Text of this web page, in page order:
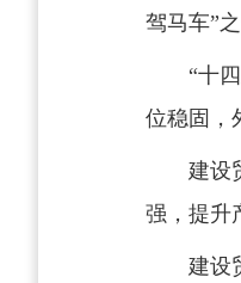
驾马车”之
“十
位稳固，
建设
强，提升
建设